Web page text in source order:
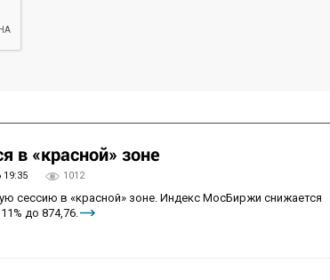
в «красной» зоне
19:35 1012
сессию в «красной» зоне. Индекс МосБиржи снижается
до 874,76.